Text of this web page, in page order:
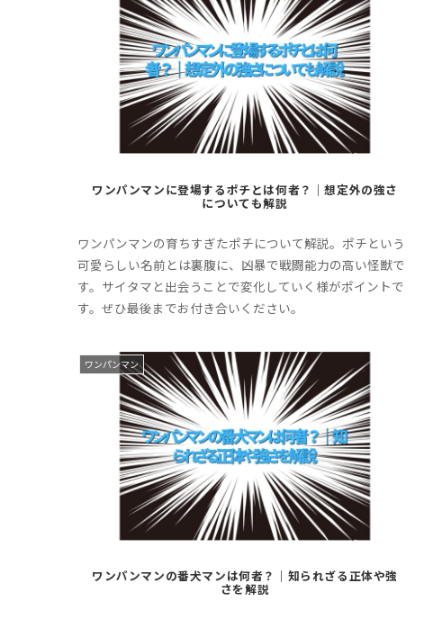
ワンパンマンに登場するポチとは何者？｜想定外の強さ
についても解説
ワンパンマンの育ちすぎたポチについて解説。ポチという
可愛らしい名前とは裏腹に、凶暴で戦闘能力の高い怪獣で
す。サイタマと出会うことで変化していく様がポイントで
す。ぜひ最後までお付き合いください。
ワンパンマン
ワンパンマンの番犬マンは何者？｜知られざる正体や強
さを解説